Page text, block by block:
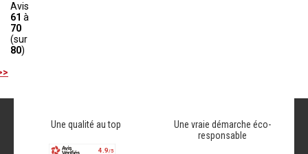
Avis
61 à
70
(sur
80)
Une qualité au top
Une vraie démarche éco-
responsable